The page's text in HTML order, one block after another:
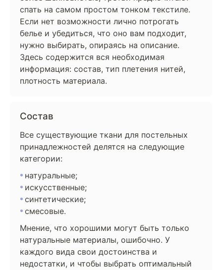
спать на самом простом тонком текстиле.
Если нет возможности лично потрогать
белье и убедиться, что оно вам подходит,
нужно выбирать, опираясь на описание.
Здесь содержится вся необходимая
информация: состав, тип плетения нитей,
плотность материала.
Состав
Все существующие ткани для постельных
принадлежностей делятся на следующие
категории:
натуральные;
искусственные;
синтетические;
смесовые.
Мнение, что хорошими могут быть только
натуральные материалы, ошибочно. У
каждого вида свои достоинства и
недостатки, и чтобы выбрать оптимальный